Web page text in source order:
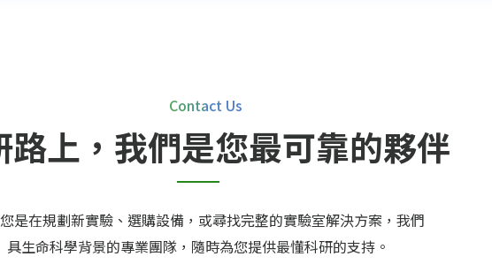
Contact Us
路上，我們是您最可靠的夥伴
是在規劃新實驗、選購設備，或尋找完整的實驗室解決方案，我們
具生命科學背景的專業團隊，隨時為您提供最懂科研的支持。